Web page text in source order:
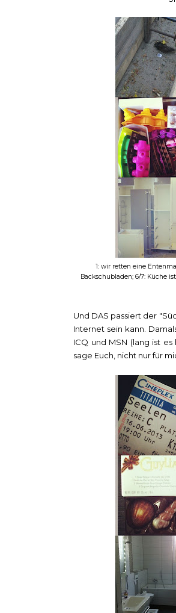
1: wir retten eine
Backschubladen; 6/7: Küche
Und DAS passiert der
Internet sein kann.
ICQ und MSN (lang ist
sage Euch, nicht nur für